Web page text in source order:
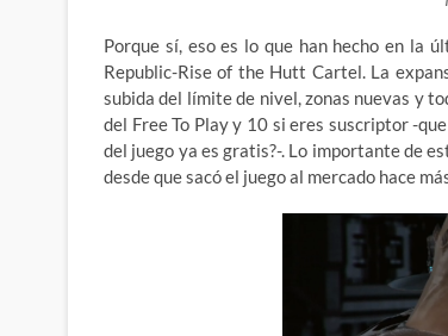
Porque sí, eso es lo que han hecho en la
Republic-Rise of the Hutt Cartel. La
subida del límite de nivel, zonas nuevas y
del Free To Play y 10 si eres suscriptor -
del juego ya es gratis?-. Lo importante de
desde que sacó el juego al mercado hace